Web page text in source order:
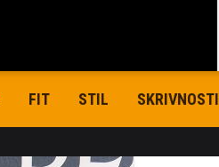
FIT STIL SKRIVNOSTI